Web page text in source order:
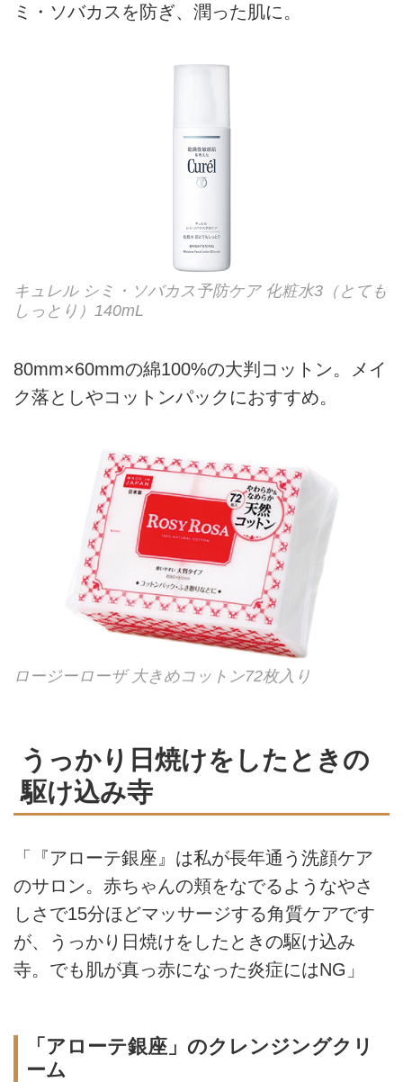
ミ・ソバカスを防ぎ、潤った肌に。
キュレル シミ・ソバカス予防ケア 化粧水3（とても
しっとり）140mL
80mm×60mmの綿100%の大判コットン。メイ
ク落としやコットンパックにおすすめ。
ロージーローザ 大きめコットン72枚入り
うっかり日焼けをしたときの
駆け込み寺
「『アローテ銀座』は私が長年通う洗顔ケア
のサロン。赤ちゃんの頬をなでるようなやさ
しさで15分ほどマッサージする角質ケアです
が、うっかり日焼けをしたときの駆け込み
寺。でも肌が真っ赤になった炎症にはNG」
「アローテ銀座」のクレンジングクリ
ーム